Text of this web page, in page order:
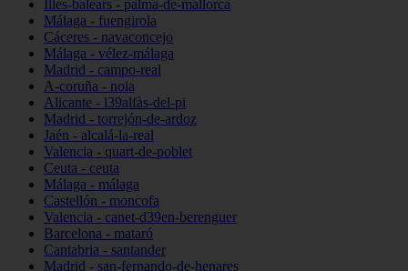
Illes-balears - palma-de-mallorca
Málaga - fuengirola
Cáceres - navaconcejo
Málaga - vélez-málaga
Madrid - campo-real
A-coruña - noia
Alicante - l39alfàs-del-pi
Madrid - torrejón-de-ardoz
Jaén - alcalá-la-real
Valencia - quart-de-poblet
Ceuta - ceuta
Málaga - málaga
Castellón - moncofa
Valencia - canet-d39en-berenguer
Barcelona - mataró
Cantabria - santander
Madrid - san-fernando-de-henares